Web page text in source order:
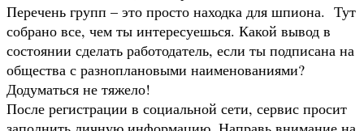
Перечень групп – это просто находка для шпиона. Тут
собрано все, чем ты интересуешься. Какой вывод в
состоянии сделать работодатель, если ты подписана на
общества с разноплановыми наименованиями?
Додуматься не тяжело!
После регистрации в социальной сети, сервис просит